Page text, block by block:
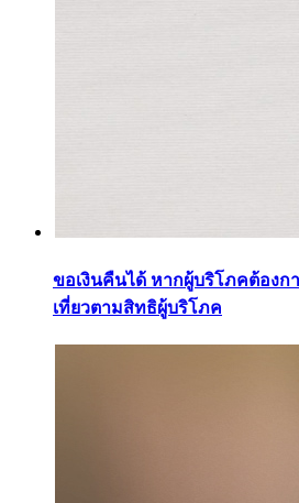
ขอเงินคืนได้ หากผู้บริโภคต้องก
เที่ยวตามสิทธิผู้บริโภค